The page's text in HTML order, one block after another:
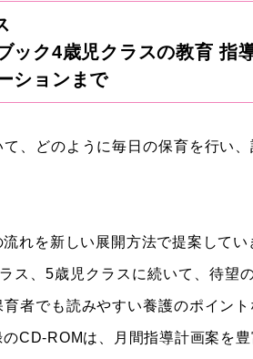
ック4歳児クラスの教育 指
ションまで
、どのように毎日の保育を行い
れを新しい展開方法で提案してい
ス、5歳児クラスに続いて、待望
育者でも読みやすい養護のポイン
CD-ROMは、月間指導計画案を豊